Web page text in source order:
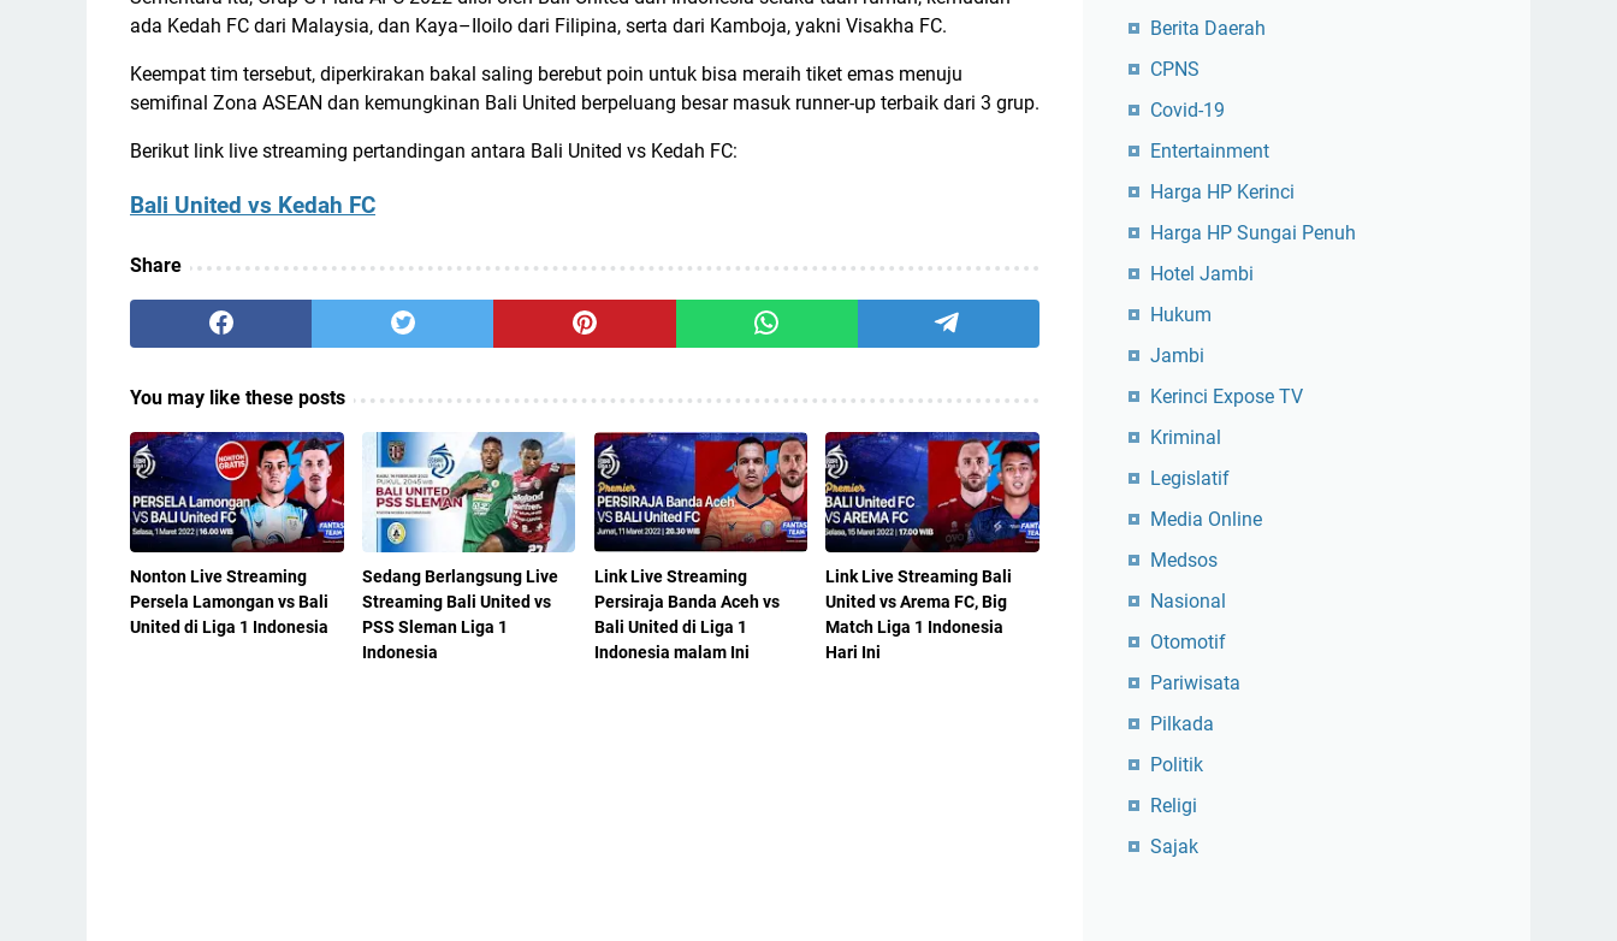
ada Kedah FC dari Malaysia, dan Kaya–Iloilo dari Filipina, serta dari Kamboja, yakni Visakha FC.
Keempat tim tersebut, diperkirakan bakal saling berebut poin untuk bisa meraih tiket emas menuju
semifinal Zona ASEAN dan kemungkinan Bali United berpeluang besar masuk runner-up terbaik dari 3 grup.
Berikut link live streaming pertandingan antara Bali United vs Kedah FC:
Bali United vs Kedah FC
Share
You may like these posts
Nonton Live Streaming
Persela Lamongan vs Bali
United di Liga 1 Indonesia
Sedang Berlangsung Live
Streaming Bali United vs
PSS Sleman Liga 1
Indonesia
Link Live Streaming
Persiraja Banda Aceh vs
Bali United di Liga 1
Indonesia malam Ini
Link Live Streaming Bali
United vs Arema FC, Big
Match Liga 1 Indonesia
Hari Ini
Berita Daerah
CPNS
Covid-19
Entertainment
Harga HP Kerinci
Harga HP Sungai Penuh
Hotel Jambi
Hukum
Jambi
Kerinci Expose TV
Kriminal
Legislatif
Media Online
Medsos
Nasional
Otomotif
Pariwisata
Pilkada
Politik
Religi
Sajak